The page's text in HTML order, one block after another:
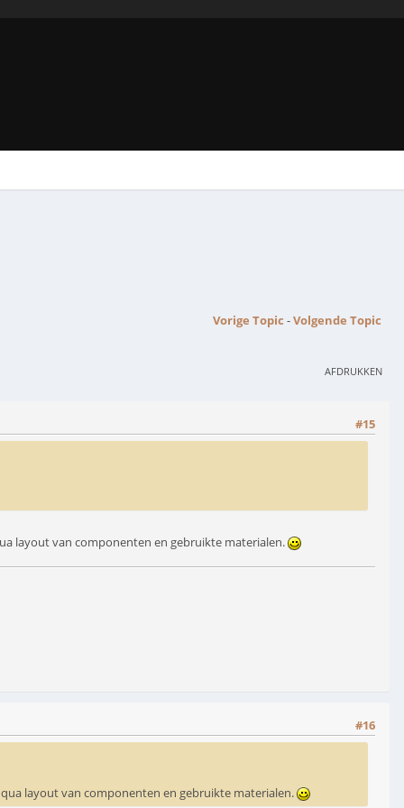
Vorige Topic -Volgende Topic
AFDRUKKEN
#15
layout van componenten en gebruikte materialen.
#16
layout van componenten en gebruikte materialen.